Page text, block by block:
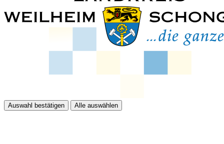
Auswahl bestätigen Alle auswählen